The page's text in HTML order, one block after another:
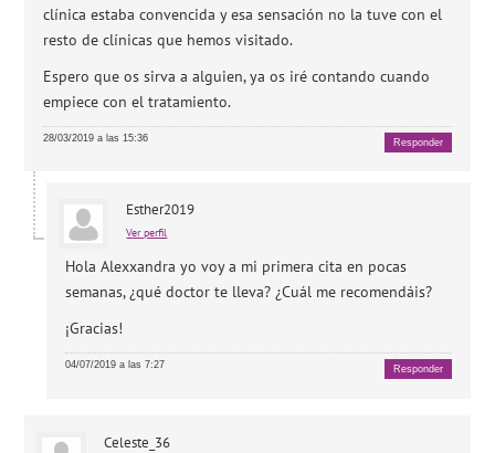
clínica estaba convencida y esa sensación no la tuve con el
resto de clínicas que hemos visitado.
Espero que os sirva a alguien, ya os iré contando cuando
empiece con el tratamiento.
28/03/2019 a las 15:36 Responder
Esther2019
Ver perfil
Hola Alexxandra yo voy a mi primera cita en pocas
semanas, ¿qué doctor te lleva? ¿Cuál me recomendáis?
¡Gracias!
04/07/2019 a las 7:27 Responder
Celeste_36